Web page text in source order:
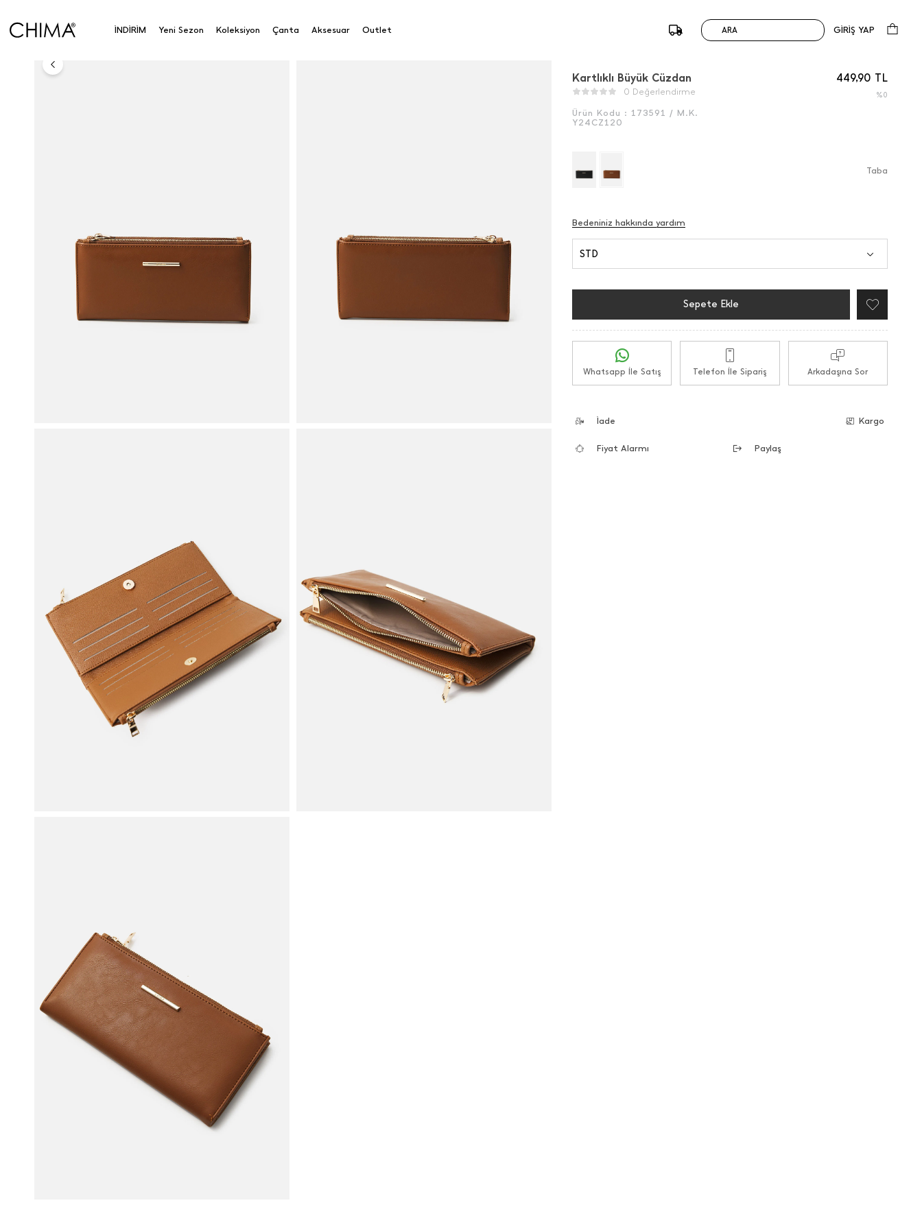
İNDİRİM Yeni Sezon Koleksiyon Çanta Aksesuar Outlet ARA GİRİŞ YAP
Anasayfa
Kartlıklı Büyük Cüzdan
0 Değerlendirme
Ürün Kodu : 173591 / M.K.
Y24CZ120
449,90 TL
%0
Taba
Bedeniniz hakkında yardım
STD
Sepete Ekle
Whatsapp İle Satış Telefon İle Sipariş Arkadaşına Sor
İade Kargo
Fiyat Alarmı Paylaş